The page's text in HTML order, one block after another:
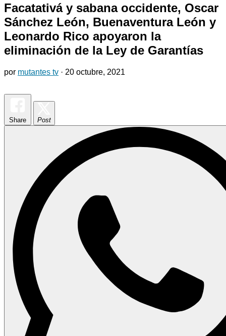
Facatativá y sabana occidente, Oscar
Sánchez León, Buenaventura León y
Leonardo Rico apoyaron la
eliminación de la Ley de Garantías
por mutantes tv · 20 octubre, 2021
Share Post